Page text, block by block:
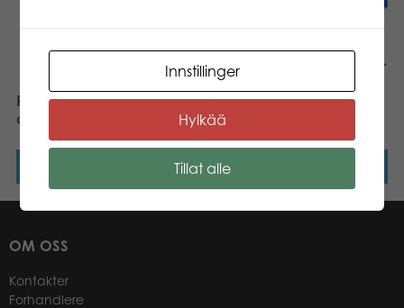
PLASTO Car carrier with 4
cars, 47 cm
PLASTO Trillebårsett, 2 ass.
farger
OM OSS
Kontakter
Forhandlere
Innstillinger
Hylkää
Tillat alle